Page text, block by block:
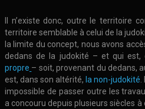
Il n’existe donc, outre le territoire
territoire semblable à celui de la
la limite du concept, nous avons
dedans de la judokité – et qui est,
propre – soit, provenant du dedans,
est, dans son altérité, la non-judokité
impossible de passer outre les
a concouru depuis plusieurs siècles